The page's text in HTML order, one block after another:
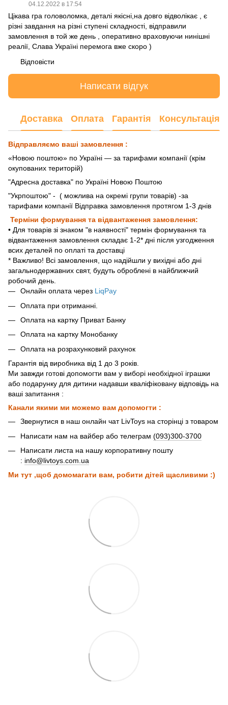
04.12.2022 в 17:54
Цікава гра головоломка, деталі якісні,на довго відволікає , є
різні завдання на різні ступені складності, відправили
замовлення в той же день , оперативно враховуючи нинішні
реалії, Слава Україні перемога вже скоро )
Відповісти
Написати відгук
Доставка Оплата Гарантія Консультація
Відправляємо ваші замовлення :
«Новою поштою» по Україні — за тарифами компанії (крім
окупованих територій)
"Адресна доставка" по Україні Новою Поштою
"Укрпоштою" - ( можлива на окремі групи товарів) -за
тарифами компанії Відправка замовлення протягом 1-3 днів
Терміни формування та відвантаження замовлення:
• Для товарів зі знаком "в наявності" термін формування та
відвантаження замовлення складає 1-2* дні після узгодження
всих деталей по оплаті та доставці
* Важливо! Всі замовлення, що надійшли у вихідні або дні
загальнодержавних свят, будуть оброблені в найближчий
робочий день.
Онлайн оплата через LiqPay
Оплата при отриманні.
Оплата на картку Приват Банку
Оплата на картку Монобанку
Оплата на розрахунковий рахунок
Гарантія від виробника від 1 до 3 років.
Ми завжди готові допомогти вам у виборі необхідної іграшки
або подарунку для дитини надавши кваліфіковану відповідь на
ваші запитання :
Канали якими ми можемо вам допомогти :
Звернутися в наш онлайн чат LivToys на сторінці з товаром
Написати нам на вайбер або телеграм (093)300-3700
Написати листа на нашу корпоративну пошту
: info@livtoys.com.ua
Ми тут ,щоб домомагати вам, робити дітей щасливими :)